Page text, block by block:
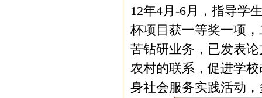
12年4月-6月，指导学
杯项目获一等奖一项
苦钻研业务，已发表
农村的联系，促进学
身社会服务实践活动